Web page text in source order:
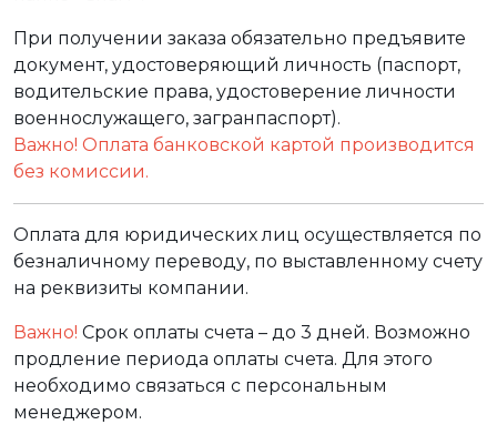
При получении заказа обязательно предъявите
документ, удостоверяющий личность (паспорт,
водительские права, удостоверение личности
военнослужащего, загранпаспорт).
Важно! Оплата банковской картой производится
без комиссии.
Оплата для юридических лиц осуществляется по
безналичному переводу, по выставленному счету
на реквизиты компании.
Важно! Срок оплаты счета – до 3 дней. Возможно
продление периода оплаты счета. Для этого
необходимо связаться с персональным
менеджером.